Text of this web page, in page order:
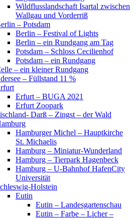
Wildflusslandschaft Isartal zwischen
Wallgau und Vorderriß
– Potsdam
Berlin – Festival of Lights
Berlin – ein Rundgang am Tag
Potsdam – Schloss Cecilienhof
Potsdam – ein Rundgang
– ein kleiner Rundgang
– Füllstand 11 %
Erfurt – BUGA 2021
Erfurt Zoopark
Darß – Zingst – der Wald
Hamburger Michel – Hauptkirche
St. Michaelis
Hamburg – Miniatur-Wunderland
Hamburg – Tierpark Hagenbeck
Hamburg – U-Bahnhof HafenCity
Universität
Holstein
Eutin
Eutin – Landesgartenschau
Eutin – Farbe – Licher –